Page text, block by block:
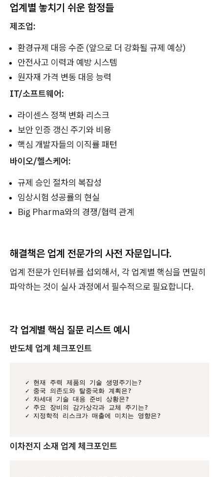
업계별 놓치기 쉬운 함정들
제조업:
환경규제 대응 수준 (앞으로 더 강화될 규제 예상)
안전사고 이력과 예방 시스템
원자재 가격 변동 대응 능력
IT/소프트웨어:
라이센스 정책 변화 리스크
보안 인증 갱신 주기와 비용
핵심 개발자들의 이직률 패턴
바이오/헬스케어:
규제 승인 절차의 복잡성
임상시험 성공률의 현실
Big Pharma와의 경쟁/협력 관계
해결책은 업계 전문가의 사전 자문입니다.
업계 전문가 인터뷰를 섭외해서, 각 업계별 핵심을 면밀히
파악하는 것이 실사 과정에서 필수적으로 필요합니다.
각 업계별 핵심 질문 리스트 예시
반도체 업계 체크포인트
✓ 현재 주력 제품의 기술 생명주기는?
✓ 중국 의존도와 탈중국화 계획은?
✓ 차세대 기술 대응 준비 상황은?
✓ 주요 장비의 감가상각과 교체 주기는?
✓ 지정학적 리스크가 매출에 미치는 영향은?
이차전지 소재 업계 체크포인트